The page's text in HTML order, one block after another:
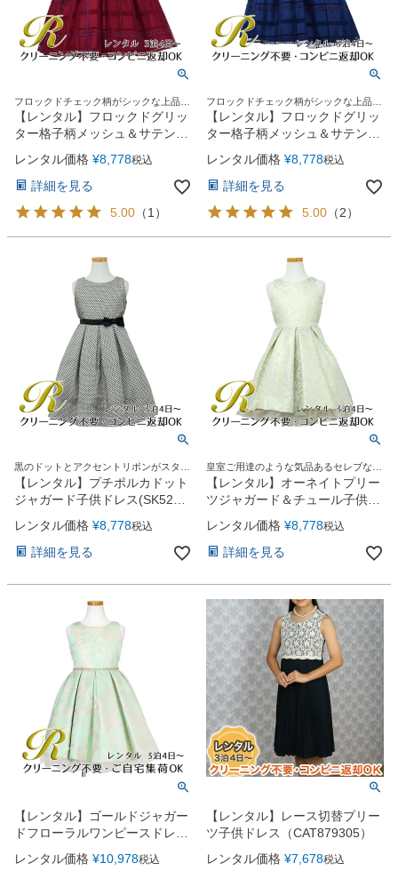
フロックドチェック柄がシックな上品な
ワンピースドレス
【レンタル】フロックドグリッ
ター格子柄メッシュ＆サテン子
供ドレス(SK714)バーガンディ
ー
レンタル価格 ¥8,778税込
詳細を見る
5.00 （1）
フロックドチェック柄がシックな上品な
ワンピースドレス
【レンタル】フロックドグリッ
ター格子柄メッシュ＆サテン子
供ドレス(SK714)ネイビー
レンタル価格 ¥8,778税込
詳細を見る
5.00 （2）
黒のドットとアクセントリボンがスタイ
リッシュ♪
【レンタル】プチポルカドット
ジャガード子供ドレス(SK520)
レンタル価格 ¥8,778税込
詳細を見る
皇室ご用達のような気品あるセレブなド
レス
【レンタル】オーネイトプリー
ツジャガード＆チュール子供ド
レス(SK670A)ブルー
レンタル価格 ¥8,778税込
詳細を見る
【レンタル】ゴールドジャガー
ドフローラルワンピースドレス
（SK933）セージグリーン
レンタル価格 ¥10,978税込
【レンタル】レース切替プリー
ツ子供ドレス（CAT879305）
レンタル価格 ¥7,678税込